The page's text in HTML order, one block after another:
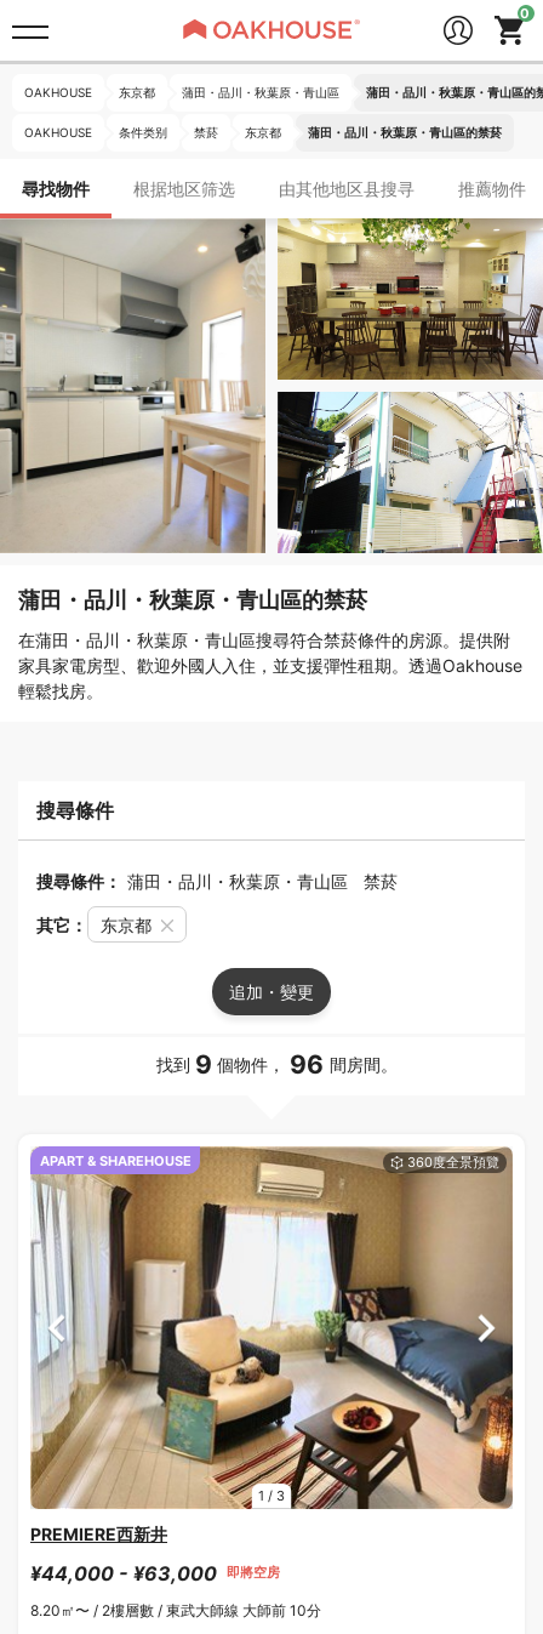
OAKHOUSE 东京都 蒲田・品川・秋葉原・青山區 蒲田・品川・秋葉原・青山區的
OAKHOUSE 条件类别 禁菸 东京都 蒲田・品川・秋葉原・青山區的禁菸
尋找物件 根据地区筛选 由其他地区县搜寻 推薦物件
蒲田・品川・秋葉原・青山區的禁菸
在蒲田・品川・秋葉原・青山區搜尋符合禁菸條件的房源。提供附
家具家電房型、歡迎外國人入住，並支援彈性租期。透過Oakhouse
輕鬆找房。
搜尋條件
搜尋條件： 蒲田・品川・秋葉原・青山區 禁菸
其它： 东京都
追加・變更
找到 9 個物件， 96 間房間。
1 / 3
APART & SHAREHOUSE
PREMIERE西新井
¥44,000 - ¥63,000 即將空房
8.20㎡〜 / 2樓層數 / 東武大師線 大師前 10分